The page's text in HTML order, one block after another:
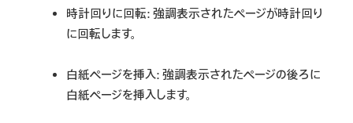
時計回りに回転: 強調表示されたページが時計回り
に回転します。
白紙ページを挿入: 強調表示されたページの後ろに
白紙ページを挿入します。